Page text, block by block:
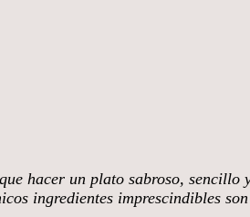
hacer un plato sabroso,
ingredientes imprescindibles